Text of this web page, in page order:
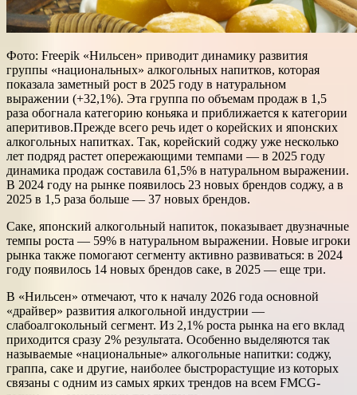
Фото: Freepik «Нильсен» приводит динамику развития
группы «национальных» алкогольных напитков, которая
показала заметный рост в 2025 году в натуральном
выражении (+32,1%). Эта группа по объемам продаж в 1,5
раза обогнала категорию коньяка и приближается к категории
аперитивов.Прежде всего речь идет о корейских и японских
алкогольных напитках. Так, корейский cоджу уже несколько
лет подряд растет опережающими темпами — в 2025 году
динамика продаж составила 61,5% в натуральном выражении.
В 2024 году на рынке появилось 23 новых брендов соджу, а в
2025 в 1,5 раза больше — 37 новых брендов.
Саке, японский алкогольный напиток, показывает двузначные
темпы роста — 59% в натуральном выражении. Новые игроки
рынка также помогают сегменту активно развиваться: в 2024
году появилось 14 новых брендов саке, в 2025 — еще три.
В «Нильсен» отмечают, что к началу 2026 года основной
«драйвер» развития алкогольной индустрии —
слабоалгокольный сегмент. Из 2,1% роста рынка на его вклад
приходится сразу 2% результата. Особенно выделяются так
называемые «национальные» алкогольные напитки: соджу,
граппа, саке и другие, наиболее быстрорастущие из которых
связаны с одним из самых ярких трендов на всем FMCG-